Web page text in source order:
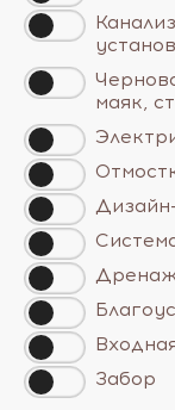
маяк,
Забор